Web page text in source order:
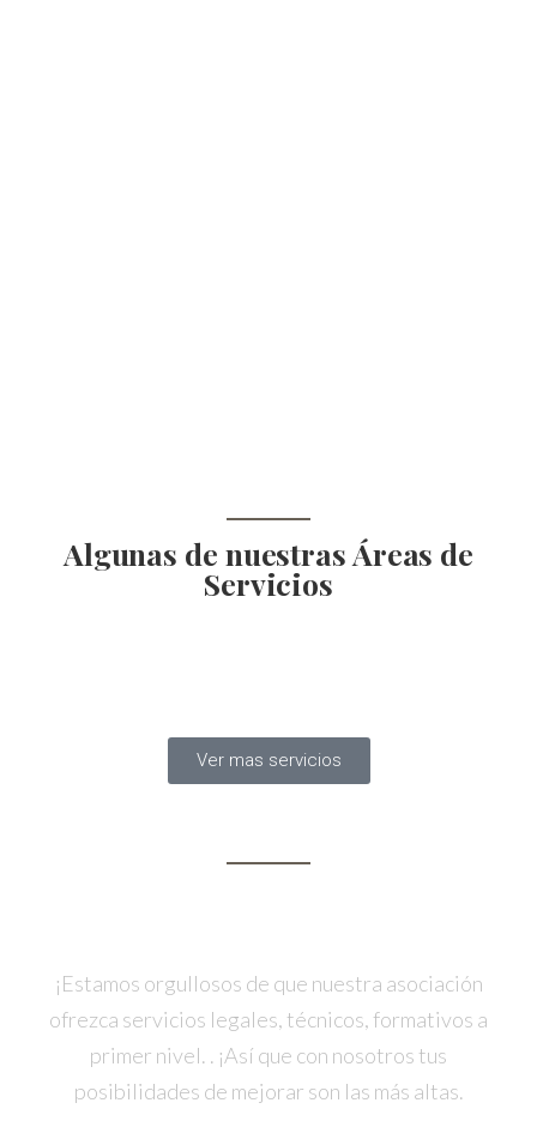
Algunas de nuestras Áreas de
Servicios
Ver mas servicios
¡Estamos orgullosos de que nuestra asociación
ofrezca servicios legales, técnicos, formativos a
primer nivel. . ¡Así que con nosotros tus
posibilidades de mejorar son las más altas.